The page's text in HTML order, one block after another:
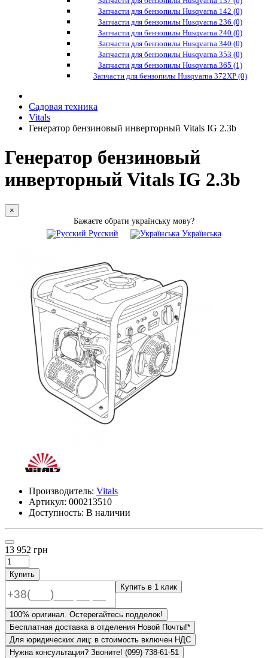
Запчасти для бензопилы Husqvarna 142 (0)
Запчасти для бензопилы Husqvarna 236 (0)
Запчасти для бензопилы Husqvarna 240 (0)
Запчасти для бензопилы Husqvarna 340 (0)
Запчасти для бензопилы Husqvarna 353 (0)
Запчасти для бензопилы Husqvarna 365 (1)
Запчасти для бензопилы Husqvarna 372XP (0)
Садовая техника
Vitals
Генератор бензиновый инверторный Vitals IG 2.3b
Генератор бензиновый
инверторный Vitals IG 2.3b
×
Бажаєте обрати українську мову?
Русский
Українська
Производитель: Vitals
Артикул: 000213510
Доступность: В наличии
13 952 грн
Купить
Купить в 1 клик
100% оригинал. Остерегайтесь подделок!
Бесплатная доставка в отделения Новой Почты!*
Для юридических лиц: в стоимость включен НДС
Нужна консультация? Звоните! (099) 738-61-51